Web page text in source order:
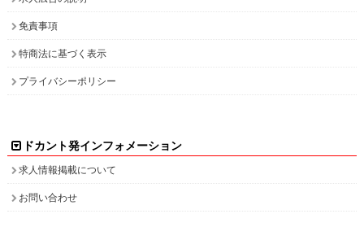
免責事項
特商法に基づく表示
プライバシーポリシー
ドカント発インフォメーション
求人情報掲載について
お問い合わせ